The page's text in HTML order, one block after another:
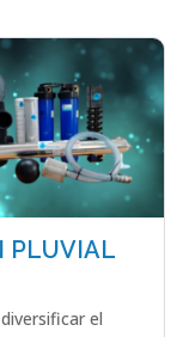
PLUVIAL
el